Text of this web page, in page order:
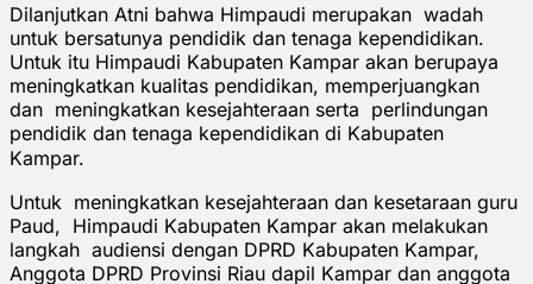
Dilanjutkan Atni bahwa Himpaudi merupakan wadah
untuk bersatunya pendidik dan tenaga kependidikan.
Untuk itu Himpaudi Kabupaten Kampar akan berupaya
meningkatkan kualitas pendidikan, memperjuangkan
dan meningkatkan kesejahteraan serta perlindungan
pendidik dan tenaga kependidikan di Kabupaten
Kampar.
Untuk meningkatkan kesejahteraan dan kesetaraan guru
Paud, Himpaudi Kabupaten Kampar akan melakukan
langkah audiensi dengan DPRD Kabupaten Kampar,
Anggota DPRD Provinsi Riau dapil Kampar dan anggota